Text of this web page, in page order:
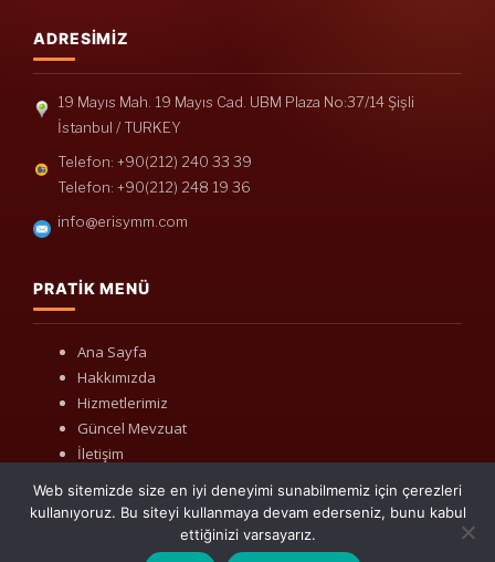
ADRESIMIZ
19 Mayıs Mah. 19 Mayıs Cad. UBM Plaza No:37/14 Şişli
İstanbul / TURKEY
Telefon: +90(212) 240 33 39
Telefon: +90(212) 248 19 36
info@erisymm.com
PRATIK MENÜ
Ana Sayfa
Hakkımızda
Hizmetlerimiz
Güncel Mevzuat
İletişim
Web sitemizde size en iyi deneyimi sunabilmemiz için çerezleri
kullanıyoruz. Bu siteyi kullanmaya devam ederseniz, bunu kabul
ettiğinizi varsayarız.